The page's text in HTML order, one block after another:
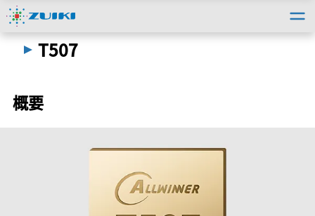
トップ＞法人のお客様
T507
概要